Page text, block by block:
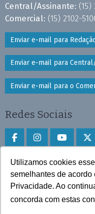
Utilizamos cookies
semelhantes de
Privacidade. Ao
concorda com estas
Central/Assinante: (15)
Comercial: (15) 2102-
Enviar e-mail para
Enviar e-mail para
Enviar e-mail para o
Redes Sociais
Faça download do
Play Store e App Store